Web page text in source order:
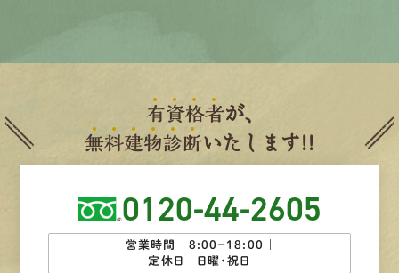
有資格者が、
無料建物診断いたします!!
0120-44-2605
営業時間 8:00−18:00 ｜
定休日 日曜・祝日